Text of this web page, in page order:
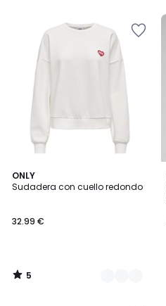
ONLY
Sudadera con cuello redondo
32.99 €
5
/
2
Colores
5
/